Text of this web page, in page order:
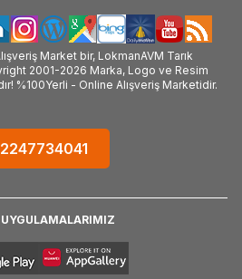
Market bir, LokmanAVM Tarık
2001-2026 Marka, Logo ve Resim
%100Yerli - Online Alışveriş Marketidir.